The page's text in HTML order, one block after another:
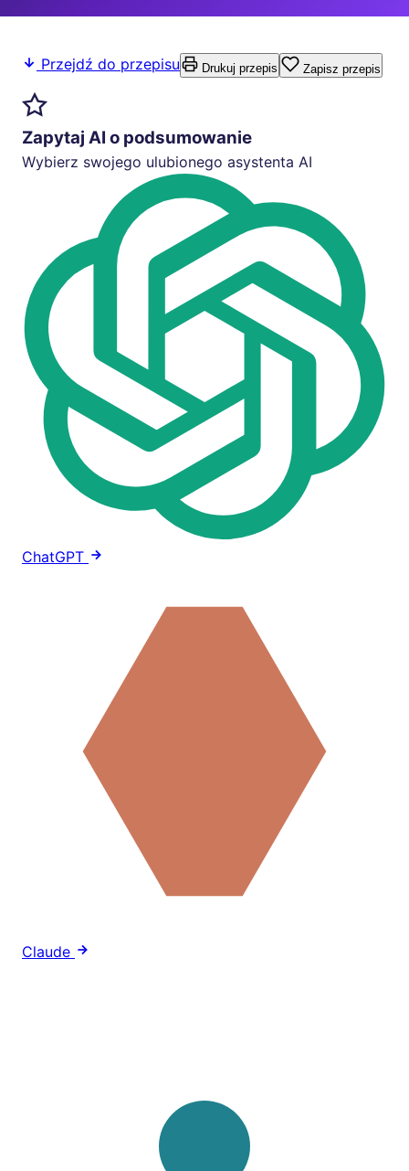
Przejdź do przepisu Drukuj przepis Zapisz przepis
Zapytaj AI o podsumowanie
Wybierz swojego ulubionego asystenta AI
ChatGPT
Claude